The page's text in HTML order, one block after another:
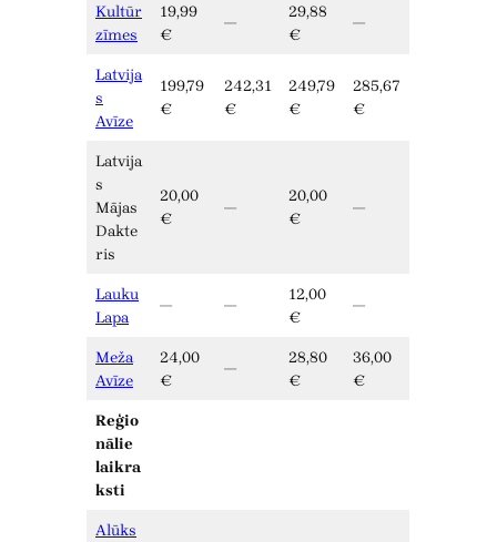
Kultūr
zīmes
19,99
€
—
29,88
€
—
Latvija
s
Avīze
199,79
€
242,31
€
249,79
€
285,67
€
Latvija
s
Mājas
Dakte
ris
20,00
€
—
20,00
€
—
Lauku
Lapa
— —
12,00
€
—
Meža
Avīze
24,00
€
—
28,80
€
36,00
€
Reģio
nālie
laikra
ksti
Alūks